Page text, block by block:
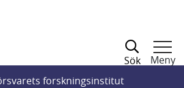
Sök
Meny
forskningsinstitut